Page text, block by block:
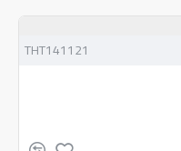
THT141121